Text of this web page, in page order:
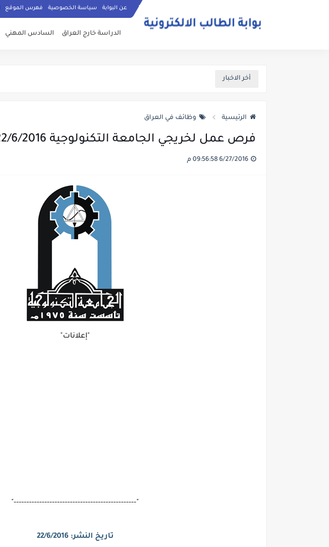
عن البوابة سياسة الخصوصية فهرس الموقع
الدراسة خارج العراق السادس المهني
أخر الاخبار
الرئيسية وظائف في العراق
فرص عمل لخريجي الجامعة التكنولوجية 22/6/2016
"إعلانات"
"------------------------------------------------"
تاريخ النشر: 22
/6/2016